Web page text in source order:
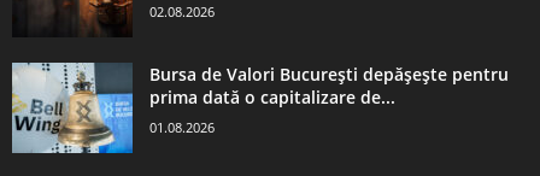
02.08.2026
Bursa de Valori București depășește pentru
prima dată o capitalizare de...
01.08.2026